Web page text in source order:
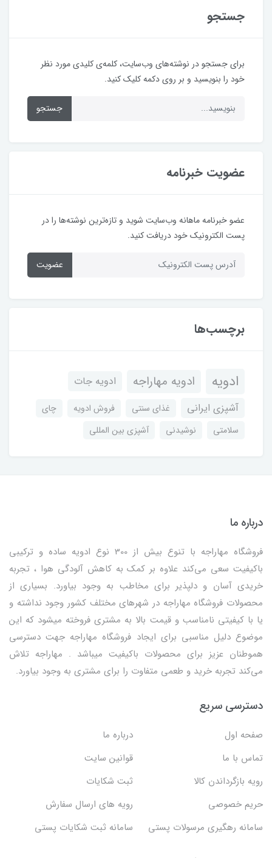
جستجو
برای جستجو در نوشته‌های وب‌سایت، کلمه‌ی کلیدی مورد نظر
خود را بنویسید و بر روی دکمه کلیک کنید.
جستجو
عضویت خبرنامه
عضو خبرنامه ماهانه وب‌سایت شوید و تازه‌ترین نوشته‌ها را در
پست الکترونیک خود دریافت کنید.
عضویت
برچسب‌ها
ادویه ادویه مهاراجه
ادویه جات
آشپزی ایرانی
غذای سنتی فروش ادویه
چای
سلامتی
نوشیدنی آشپزی بین المللی
درباره ما
فروشگاه مهاراجه با تنوع بیش از 300 نوع ادویه ساده و ترکیبی
باکیفیت سعی می‌کند علاوه بر کمک به کاهش آلودگی هوا ، تجربه
خریدی آسان و دلپذیر برای مخاطب به وجود بیاورد. بسیاری از
محصولات فروشگاه مهاراجه در شهرهای مختلف کشور وجود نداشته و
یا با کیفیتی نامناسب و قیمت بالا به مشتری فروخته میشود که این
موضوع دلیل مناسبی برای ایجاد فروشگاه مهاراجه جهت دسترسی
هموطنان عزیز برای محصولات باکیفیت میباشد . مهاراجه تلاش
می‌کند تجربه خرید و طعمی متفاوت را برای مشتری به وجود بیاورد.
دسترسی سریع
صفحه اول
درباره ما
تماس با ما
قوانین سایت
رویه بازگرداندن کالا
ثبت شکایات
حریم خصوصی
رویه های ارسال سفارش
سامانه رهگیری مرسولات پستی
سامانه ثبت شکایات پستی